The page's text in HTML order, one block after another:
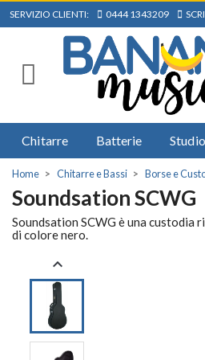
SERVIZIO CLIENTI: 0444 1343209
Chitarre Batterie Studio
Home Chitarre e Bassi Borse e
Soundsation SCWG
Soundsation SCWG è una
di colore nero.
